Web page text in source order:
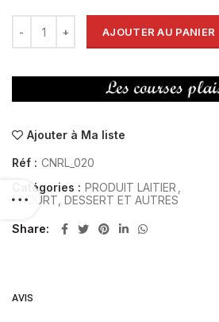
AJOUTER AU PANIER
Ajouter à Ma liste
Réf : CNRL_020
Catégories : PRODUIT LAITIER
YAOURT, DESSERT ET AUTRES
Share
AVIS